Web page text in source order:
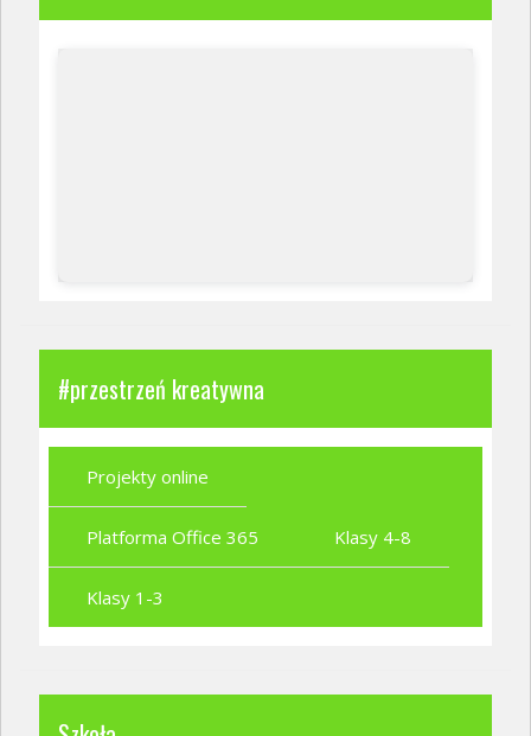
#przestrzeń kreatywna
Projekty online
Platforma Office 365 Klasy 4-8
Klasy 1-3